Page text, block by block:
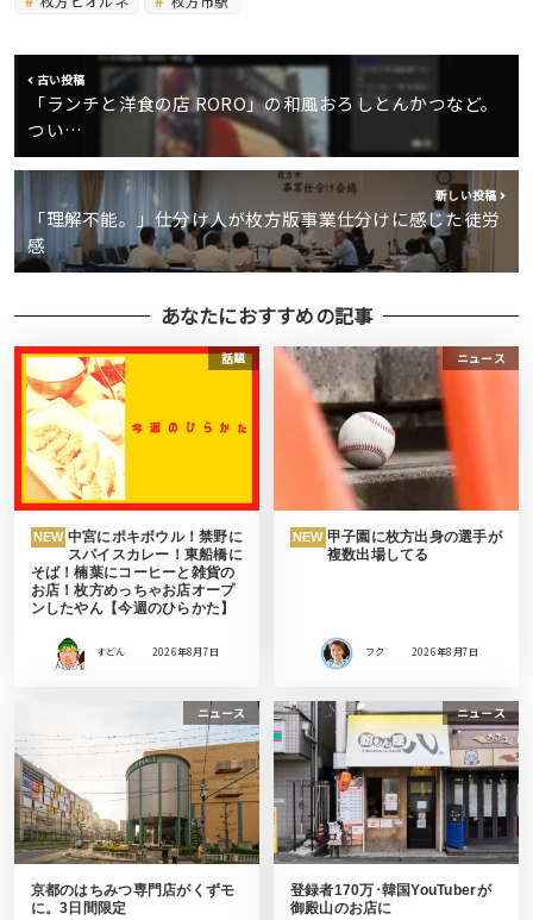
古い投稿
「ランチと洋食の店 RORO」の和風おろしとんかつなど。
つい…
新しい投稿
「理解不能。」仕分け人が枚方版事業仕分けに感じた徒労
感
あなたにおすすめの記事
話題
NEW 中宮にポキボウル！禁野に
スパイスカレー！東船橋に
そば！楠葉にコーヒーと雑貨の
お店！枚方めっちゃお店オープ
ンしたやん【今週のひらかた】
すどん 2026年8月7日
ニュース
NEW 甲子園に枚方出身の選手が
複数出場してる
フク 2026年8月7日
ニュース
京都のはちみつ専門店がくずモ
に。3日間限定
ニュース
登録者170万･韓国YouTuberが
御殿山のお店に